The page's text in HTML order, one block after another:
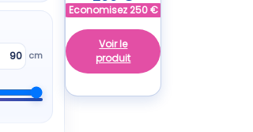
cm
Economisez250€
Voir le
produit